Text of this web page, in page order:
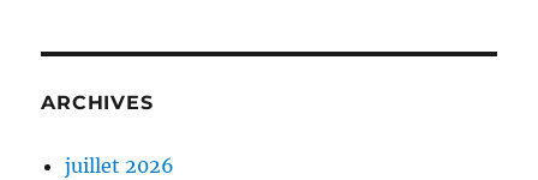
ARCHIVES
juillet 2026